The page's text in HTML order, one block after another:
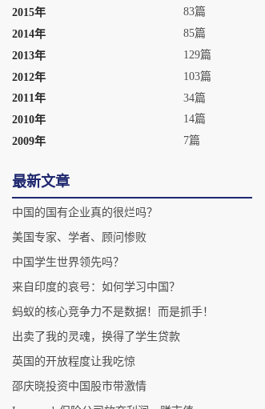
2015年
83篇
2014年
85篇
2013年
129篇
2012年
103篇
2011年
34篇
2010年
14篇
2009年
7篇
最新文章
中国的国有企业真的很烂吗？
美国专家、学者、顾问惨败
中国学生世界领先吗？
来自印度的哀号：如何学习中国？
蚂蚁的核心竞争力不是数据！而是抓手！
出卖了我的灵魂，换得了学生贷款
英国的开放程度让我吃惊
邵庆晓投资中国股市带激情